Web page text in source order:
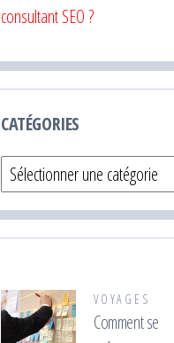
consultant SEO ?
CATÉGORIES
Catégories
VOYAGES
Comment se